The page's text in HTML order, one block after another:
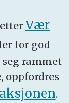
Vær
for god
rammet
oppfordres
.